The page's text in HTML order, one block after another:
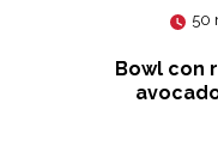
50
Bowl con